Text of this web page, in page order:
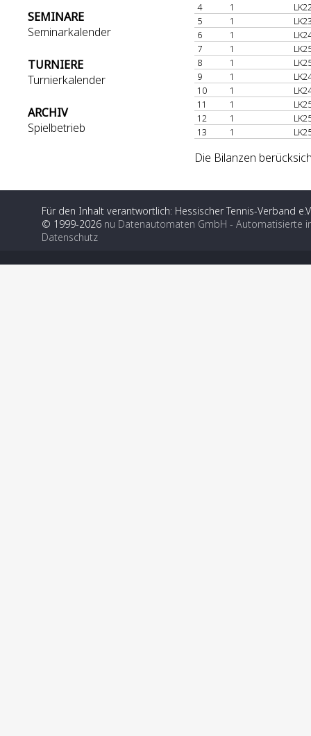
SEMINARE
Seminarkalender
TURNIERE
Turnierkalender
ARCHIV
Spielbetrieb
4
1
5
1
6
1
7
1
8
1
9
1
10
1
11
1
12
1
13
1
Die Bilanzen
Für den Inhalt verantwortlich: Hessischer Tennis-Verband
© 1999-2026 nu Datenautomaten GmbH - Automatisierte
Datenschutz